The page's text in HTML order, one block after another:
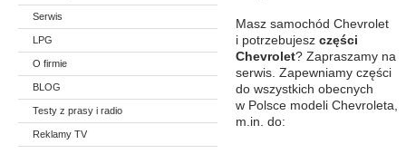
Serwis
LPG
O firmie
BLOG
Testy z prasy i radio
Reklamy TV
Masz samochód Chevrolet
i potrzebujesz części
Chevrolet? Zapraszamy na
serwis. Zapewniamy części
do wszystkich obecnych
w Polsce modeli Chevroleta,
m.in. do: